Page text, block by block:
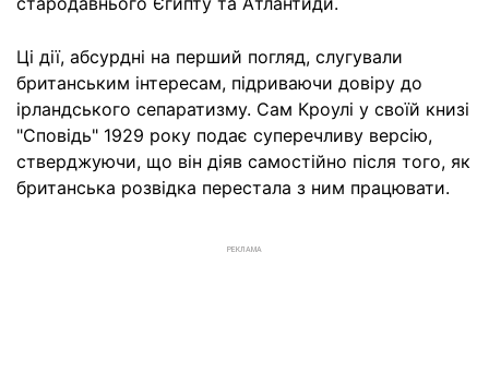
Ці дії, абсурдні на перший погляд, слугували
британським інтересам, підриваючи довіру до
ірландського сепаратизму. Сам Кроулі у своїй книзі
"Сповідь" 1929 року подає суперечливу версію,
стверджуючи, що він діяв самостійно після того, як
британська розвідка перестала з ним працювати.
РЕКЛАМА